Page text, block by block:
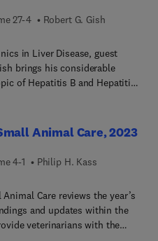
with imaging techniques most
regions, offers guidance on
areas with limited resources
been established, and
patients with chronic
27-4
Robert G. Gish
in Liver Disease, guest
brings his considerable
of Hepatitis B and Hepatitis
viro-immunology, novel
and tests for HBV and HDV,
Animal Care, 2023
4-1
Philip H. Kass
Care reviews the year’s
and updates within the
veterinarians with the